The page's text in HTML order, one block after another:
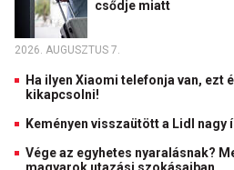
csődje miatt
2026. AUGUSZTUS 7.
Ha ilyen Xiaomi telefonja van, ezt
kikapcsolni!
Keményen visszaütött a Lidl nagy
Vége az egyhetes nyaralásnak?